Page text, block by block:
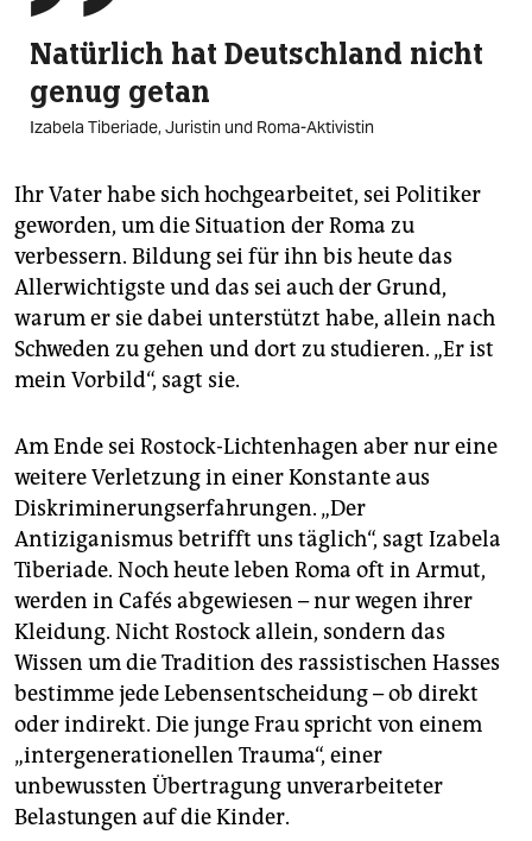
Natürlich hat Deutschland nicht
genug getan
Izabela Tiberiade, Juristin und Roma-Aktivistin
Ihr Vater habe sich hochgearbeitet, sei Politiker
geworden, um die Situation der Roma zu
verbessern. Bildung sei für ihn bis heute das
Allerwichtigste und das sei auch der Grund,
warum er sie dabei unterstützt habe, allein nach
Schweden zu gehen und dort zu studieren. „Er ist
mein Vorbild“, sagt sie.
Am Ende sei Rostock-Lichtenhagen aber nur eine
weitere Verletzung in einer Konstante aus
Diskriminerungserfahrungen. „Der
Antiziganismus betrifft uns täglich“, sagt Izabela
Tiberiade. Noch heute leben Roma oft in Armut,
werden in Cafés abgewiesen – nur wegen ihrer
Kleidung. Nicht Rostock allein, sondern das
Wissen um die Tradition des rassistischen Hasses
bestimme jede Lebensentscheidung – ob direkt
oder indirekt. Die junge Frau spricht von einem
„intergenerationellen Trauma“, einer
unbewussten Übertragung unverarbeiteter
Belastungen auf die Kinder.